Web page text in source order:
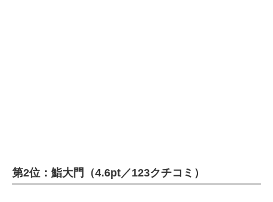
第2位：鮨大門（4.6pt／123クチコミ）